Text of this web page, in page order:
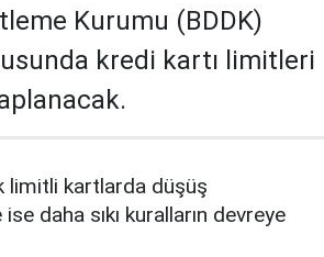
Kurumu (BDDK)
kredi kartı limitleri
limitli kartlarda düşüş
daha sıkı kuralların devreye